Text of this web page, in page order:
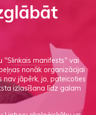
"Slinkais manifests" vai
peļņas nonāk organizācijai
nav jāpērk, jo, pateicoties
izlasīšana līdz galam